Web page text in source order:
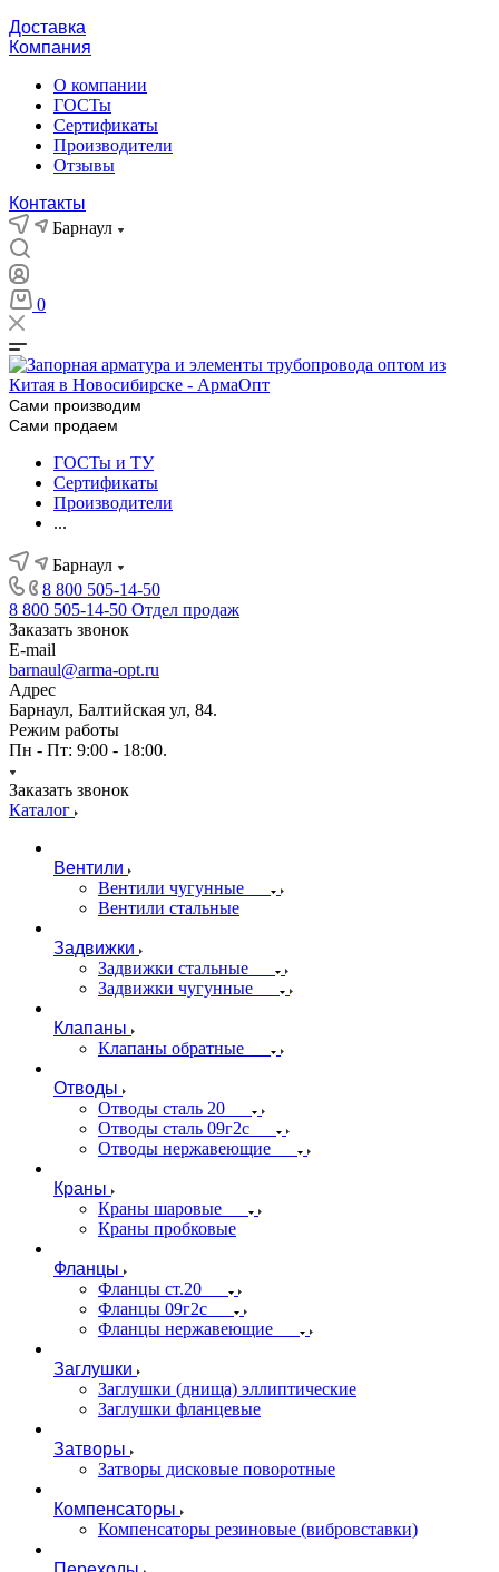
Доставка
Компания
О компании
ГОСТы
Сертификаты
Производители
Отзывы
Контакты
Барнаул
0
Сами производим
Сами продаем
ГОСТы и ТУ
Сертификаты
Производители
...
Барнаул
8 800 505-14-50
8 800 505-14-50 Отдел продаж
Заказать звонок
E-mail
barnaul@arma-opt.ru
Адрес
Барнаул, Балтийская ул, 84.
Режим работы
Пн - Пт: 9:00 - 18:00.
Заказать звонок
Каталог
Вентили
Вентили чугунные
Вентили стальные
Задвижки
Задвижки стальные
Задвижки чугунные
Клапаны
Клапаны обратные
Отводы
Отводы сталь 20
Отводы сталь 09г2с
Отводы нержавеющие
Краны
Краны шаровые
Краны пробковые
Фланцы
Фланцы ст.20
Фланцы 09г2с
Фланцы нержавеющие
Заглушки
Заглушки (днища) эллиптические
Заглушки фланцевые
Затворы
Затворы дисковые поворотные
Компенсаторы
Компенсаторы резиновые (вибровставки)